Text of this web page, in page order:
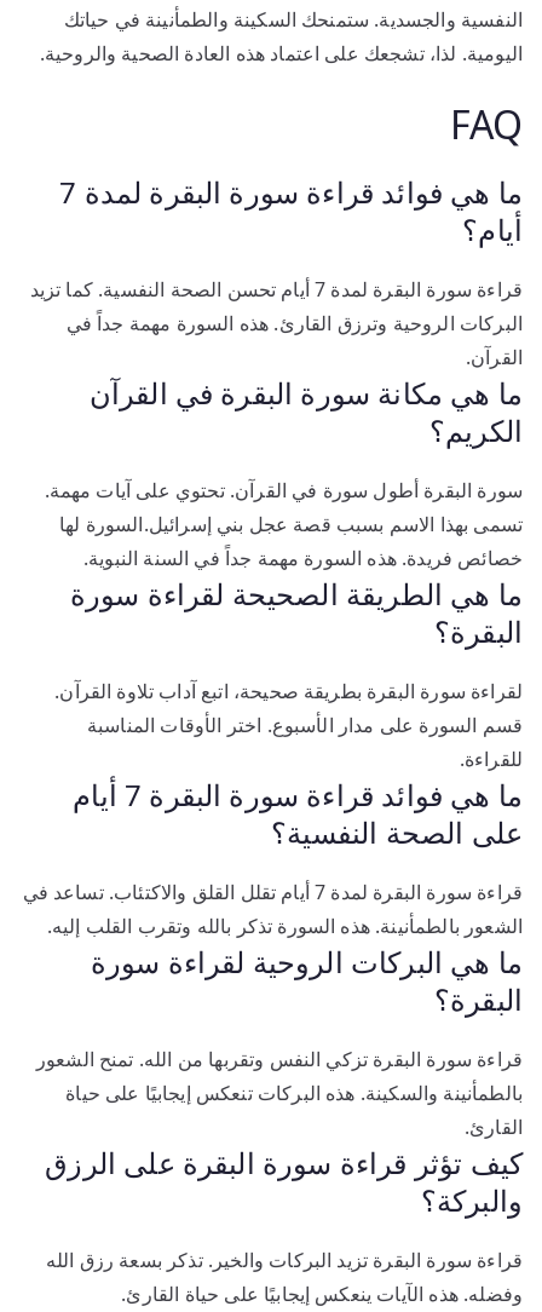
النفسية والجسدية. ستمنحك السكينة والطمأنينة في حياتك
اليومية. لذا، تشجعك على اعتماد هذه العادة الصحية والروحية.
FAQ
ما هي فوائد قراءة سورة البقرة لمدة 7
أيام؟
قراءة سورة البقرة لمدة 7 أيام تحسن الصحة النفسية. كما تزيد
البركات الروحية وترزق القارئ. هذه السورة مهمة جداً في
القرآن.
ما هي مكانة سورة البقرة في القرآن
الكريم؟
سورة البقرة أطول سورة في القرآن. تحتوي على آيات مهمة.
تسمى بهذا الاسم بسبب قصة عجل بني إسرائيل.السورة لها
خصائص فريدة. هذه السورة مهمة جداً في السنة النبوية.
ما هي الطريقة الصحيحة لقراءة سورة
البقرة؟
لقراءة سورة البقرة بطريقة صحيحة، اتبع آداب تلاوة القرآن.
قسم السورة على مدار الأسبوع. اختر الأوقات المناسبة
للقراءة.
ما هي فوائد قراءة سورة البقرة 7 أيام
على الصحة النفسية؟
قراءة سورة البقرة لمدة 7 أيام تقلل القلق والاكتئاب. تساعد في
الشعور بالطمأنينة. هذه السورة تذكر بالله وتقرب القلب إليه.
ما هي البركات الروحية لقراءة سورة
البقرة؟
قراءة سورة البقرة تزكي النفس وتقربها من الله. تمنح الشعور
بالطمأنينة والسكينة. هذه البركات تنعكس إيجابيًا على حياة
القارئ.
كيف تؤثر قراءة سورة البقرة على الرزق
والبركة؟
قراءة سورة البقرة تزيد البركات والخير. تذكر بسعة رزق الله
وفضله. هذه الآيات ينعكس إيجابيًا على حياة القارئ.